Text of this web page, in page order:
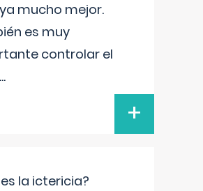
mucho mejor.
es muy
controlar el
...
+
la ictericia?